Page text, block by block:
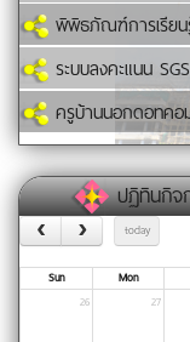
พิพิธภัณฑ์การเรียน
ระบบลงคะแนน SGS
ครูบ้านนอกดอทคอ
ปฏิทินกิจ
today
Sun Mon
26
27